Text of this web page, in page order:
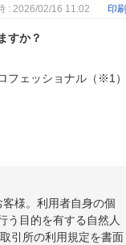
: 2026/02/16 11:02 印刷
すか？
フェッショナル（※1）
様。利用者自身の個
う目的を有する自然人
引所の利用規定を書面